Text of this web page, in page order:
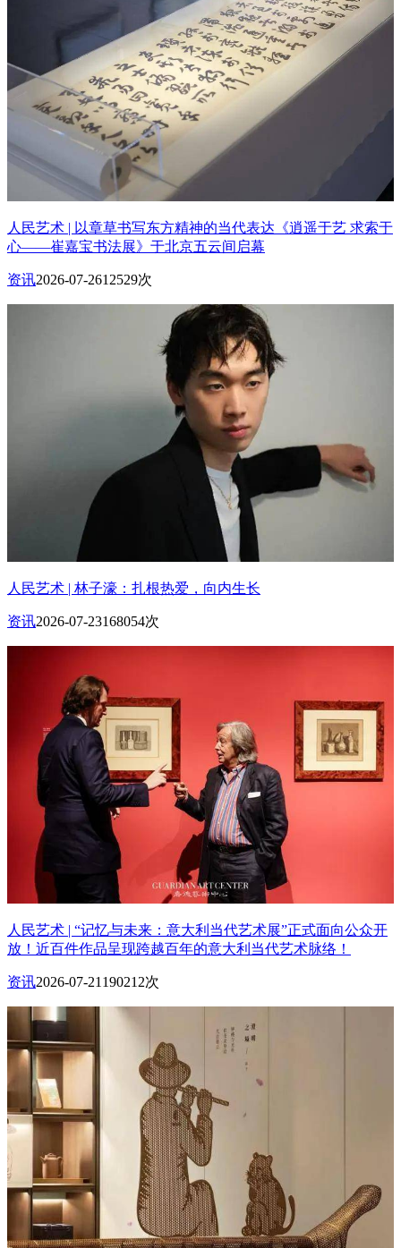
人民艺术 | 以章草书写东方精神的当代表达《逍遥于艺 求索于
心——崔嘉宝书法展》于北京五云间启幕
资讯2026-07-2612529次
人民艺术 | 林子濠：扎根热爱，向内生长
资讯2026-07-23168054次
人民艺术 | “记忆与未来：意大利当代艺术展”正式面向公众开
放！近百件作品呈现跨越百年的意大利当代艺术脉络！
资讯2026-07-21 190212次